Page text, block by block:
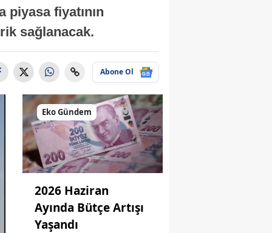
piyasa fiyatının
sağlanacak.
Abone Ol
Eko Gündem
2026 Haziran
Ayında Bütçe Artışı
Yaşandı